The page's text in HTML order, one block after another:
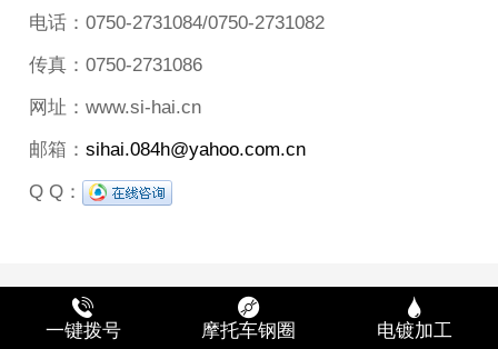
电话：0750-2731084/0750-2731082
传真：0750-2731086
网址：www.si-hai.cn
邮箱： sihai.084h@yahoo.com.cn
Q Q：
©2019 版权所有 开平市四海金属制品有限公司
技术支持：远云科技
一键拨号 摩托车钢圈 电镀加工